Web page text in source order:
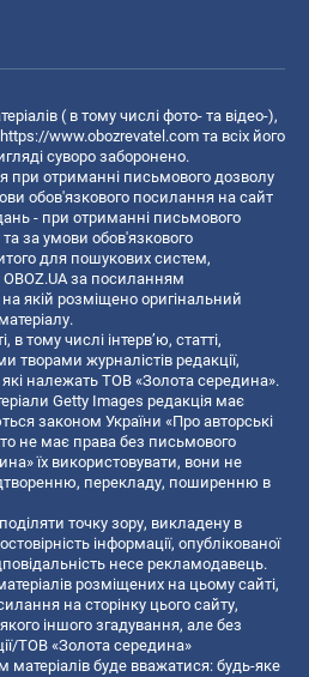
( в тому числі фото- та відео-),
https://www.obozrevatel.com та всіх його
суворо заборонено.
при отриманні письмового дозволу
обов'язкового посилання на сайт
- при отриманні письмового
за умови обов'язкового
для пошукових систем,
OBOZ.UA за посиланням
на якій розміщено оригінальний
в тому числі інтерв’ю, статті,
журналістів редакції,
належать ТОВ «Золота середина».
Getty Images редакція має
законом України «Про авторські
не має права без письмового
їх використовувати, вони не
перекладу, поширенню в
точку зору, викладену в
інформації, опублікованої
несе рекламодавець.
розміщених на цьому сайті,
на сторінку цього сайту,
іншого згадування, але без
ТОВ «Золота середина»
буде вважатися: будь-яке